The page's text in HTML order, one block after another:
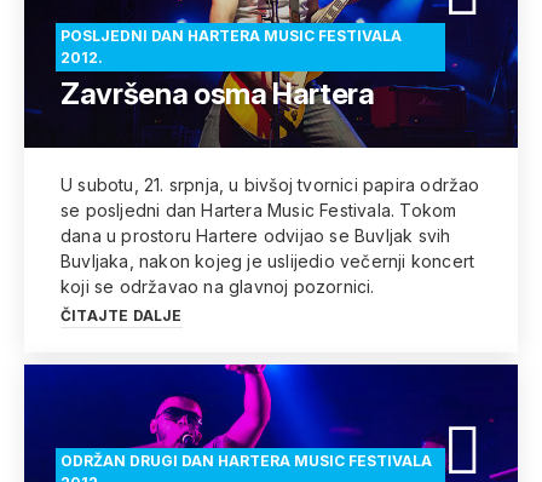
POSLJEDNI DAN HARTERA MUSIC FESTIVALA
2012.
Završena osma Hartera
U subotu, 21. srpnja, u bivšoj tvornici papira održao
se posljedni dan Hartera Music Festivala. Tokom
dana u prostoru Hartere odvijao se Buvljak svih
Buvljaka, nakon kojeg je uslijedio večernji koncert
koji se održavao na glavnoj pozornici.
ČITAJTE DALJE
ODRŽAN DRUGI DAN HARTERA MUSIC FESTIVALA